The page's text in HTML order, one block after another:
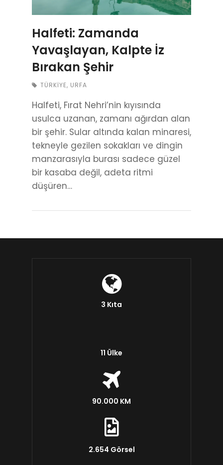
Halfeti: Zamanda
Yavaşlayan, Kalpte İz
Bırakan Şehir
TÜRKIYE, URFA
Halfeti, Fırat Nehri’nin kıyısında
usulca uzanan, zamanı ağırdan alan
bir şehir. Sular altında kalan minaresi,
tekneyle gezilen sokakları ve dingin
manzarasıyla burası sadece güzel
bir kasaba değil, adeta ritmi
düşüren…
3 Kıta
11 Ülke
90.000 KM
2.654 Görsel